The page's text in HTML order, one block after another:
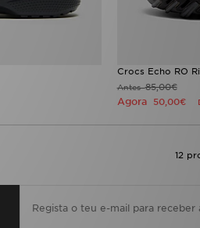
Crocs Echo RO
Antes85,00€
Agora 50,00€
12